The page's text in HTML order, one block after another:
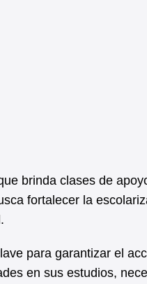
brinda clases de
fortalecer la
para garantizar el
en sus estudios,